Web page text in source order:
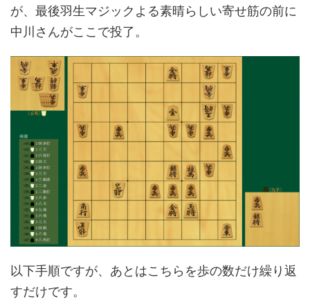
が、最後羽生マジックよる素晴らしい寄せ筋の前に
中川さんがここで投了。
以下手順ですが、あとはこちらを歩の数だけ繰り返
すだけです。